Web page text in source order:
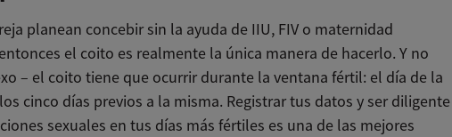
planean concebir sin la ayuda de IIU, FIV o maternidad
el coito es realmente la única manera de hacerlo. Y no
– el coito tiene que ocurrir durante la ventana fértil: el día de la
cinco días previos a la misma. Registrar tus datos y ser diligente
sexuales en tus días más fértiles es una de las mejores